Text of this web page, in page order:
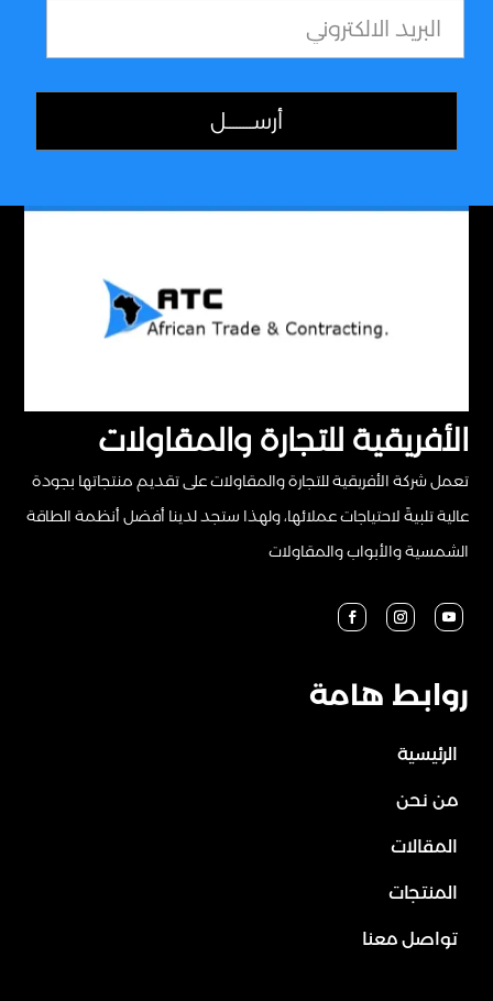
روابط هامة
الرئيسية
من نحن
المقالات
المنتجات
تواصل معنا
الأفريقية للتجارة والمقاولات
تعمل شركة الأفريقية للتجارة والمقاولات على تقديم منتجاتها بجودة
عالية تلبيةً لاحتياجات عملائها، ولهذا ستجد لدينا أفضل أنظمة الطاقة
الشمسية والأبواب والمقاولات